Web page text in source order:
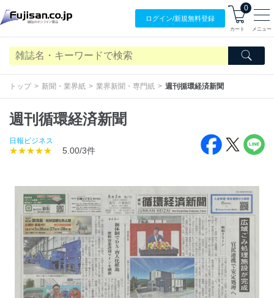
ログイン/新規無料登録
0
カート メニュー
トップ 新聞・業界紙 業界新聞・専門紙 週刊循環経済新聞
週刊循環経済新聞
日報ビジネス
★★★★★ 5.00/3件